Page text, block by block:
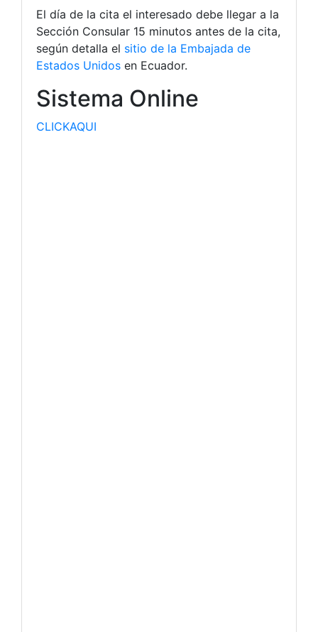
El día de la cita el interesado debe llegar a la
Sección Consular 15 minutos antes de la cita,
según detalla el sitio de la Embajada de
Estados Unidos en Ecuador.
Sistema Online
CLICKAQUI